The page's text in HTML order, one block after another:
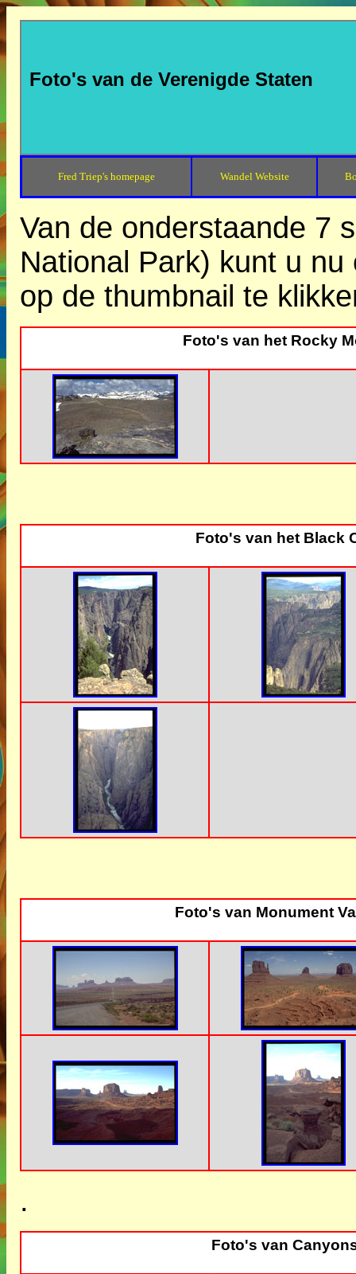
Foto's van de Verenigde Staten
Fred Triep's homepage Wandel Website
Van de onderstaande 7
National Park) kunt u
op de thumbnail te
Foto's van het Rocky
Foto's van het Black
Foto's van Monument
.
Foto's van